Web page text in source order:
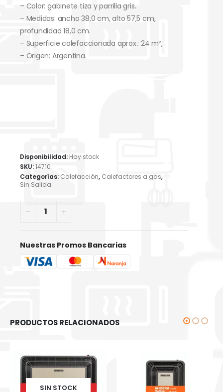
– Color: gabinete tiza y parrilla gris.
– Medidas: ancho 38,0 cm, alto 57,5 cm,
profundidad 18,0 cm.
– Superficie calefaccionada aprox.: 24 m²,
– Origen: Argentina.
Disponibilidad:Hay stock
SKU:14710
Categorías:Calefacción, Calefactores a gas,
Sin Salida
Nuestras Promos Bancarias
PRODUCTOS RELACIONADOS
SIN STOCK